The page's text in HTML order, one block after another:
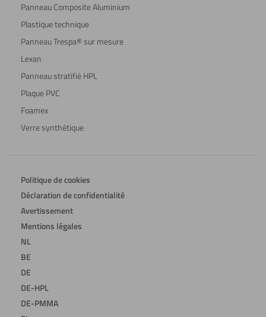
Panneau Composite Aluminium
Plastique technique
Panneau Trespa® sur mesure
Lexan
Panneau stratifié HPL
Plaque PVC
Foamex
Verre synthétique
Politique de cookies
Déclaration de confidentialité
Avertissement
Mentions légales
NL
BE
DE
DE-HPL
DE-PMMA